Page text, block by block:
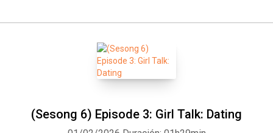
(Sesong 6) Episode 3: Girl Talk: Dating